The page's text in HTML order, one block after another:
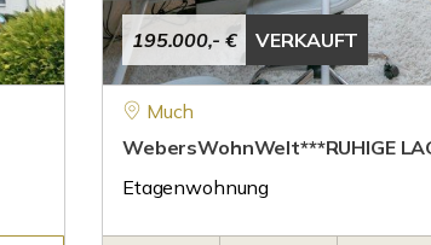
195.000,- € VERKAUFT
Much
WebersWohnWelt***RUHIGE
Etagenwohnung